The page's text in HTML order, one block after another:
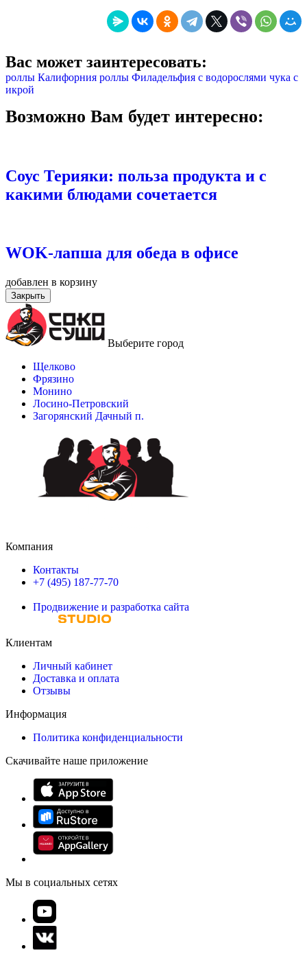
Вас может заинтересовать:
роллы Калифорния роллы Филадельфия с водорослями чука с
икрой
Возможно Вам будет интересно:
Соус Терияки: польза продукта и с
какими блюдами сочетается
WOK-лапша для обеда в офисе
добавлен в корзину
Закрыть
Выберите город
Щелково
Фрязино
Монино
Лосино-Петровский
Загорянский Дачный п.
Компания
Контакты
+7 (495) 187-77-70
Продвижение и разработка сайта
Клиентам
Личный кабинет
Доставка и оплата
Отзывы
Информация
Политика конфиденциальности
Скачивайте наше приложение
Мы в социальных сетях